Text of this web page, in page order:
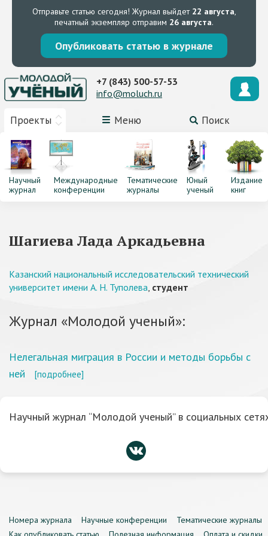
Отправьте статью сегодня! Журнал выйдет 22 августа,
печатный экземпляр отправим 26 августа.
Опубликовать статью в журнале
Проекты Меню Поиск
+7 (843) 500-57-53
info@moluch.ru
Научный
журнал
Международные
конференции
Тематические
журналы
Юный
ученый
Издание
книг
Шагиева Лада Аркадьевна
Казанский национальный исследовательский технический
университет имени А. Н. Туполева, студент
Журнал «Молодой ученый»:
Нелегальная миграция в России и методы борьбы с
ней
[подробнее]
Научный журнал “Молодой ученый” в социальных
Номера журнала Научные конференции
Тематические журналы